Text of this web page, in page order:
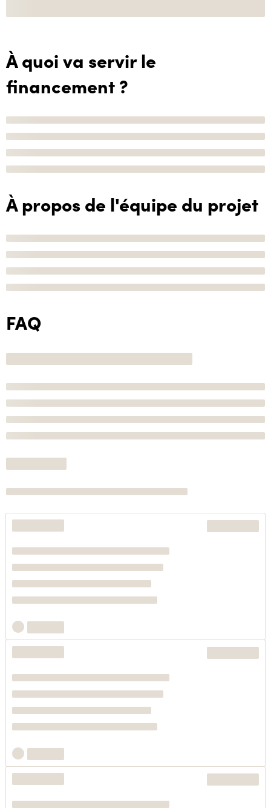
À quoi va servir le
financement ?
À propos de l'équipe du projet
FAQ